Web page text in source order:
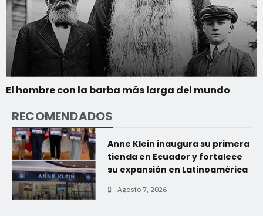
El hombre con la barba más larga del mundo
RECOMENDADOS
Anne Klein inaugura su primera
tienda en Ecuador y fortalece
su expansión en Latinoamérica
Agosto 7, 2026